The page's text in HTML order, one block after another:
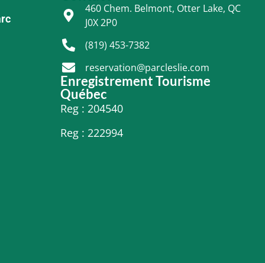
460 Chem. Belmont, Otter Lake, QC
J0X 2P0
(819) 453-7382
reservation@parcleslie.com
Enregistrement Tourisme
Québec
Reg : 204540
Reg : 222994